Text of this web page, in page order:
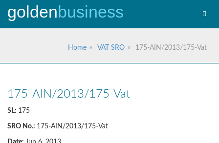
goldenbusiness
Home VAT SRO 175-AIN/2013/175-Vat
175-AIN/2013/175-Vat
SL: 175
SRO No.: 175-AIN/2013/175-Vat